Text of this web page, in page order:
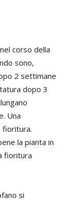
corso della
sono,
2 settimane
dopo 3
Una
fioritura.
la pianta in
fioritura
si